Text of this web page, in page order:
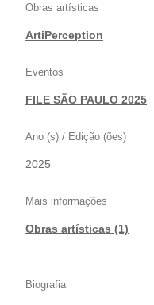
Obras artísticas
ArtiPerception
Eventos
FILE SÃO PAULO 2025
Ano (s) / Edição (ões)
2025
Mais informações
Obras artísticas (1)
Biografia